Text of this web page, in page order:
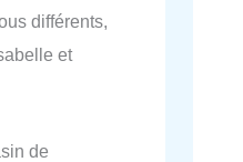
différents,
et
de